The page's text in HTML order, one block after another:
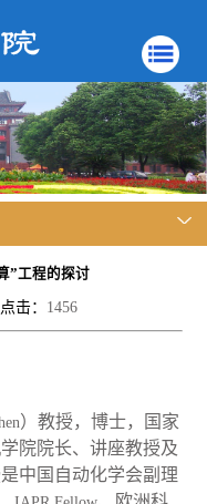
”工程的探讨
击： 1456
）教授，博士，国家
院院长、讲座教授及
中国自动化学会副理